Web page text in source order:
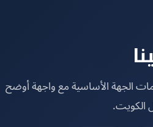
الأساسية مع واجهة أوضح